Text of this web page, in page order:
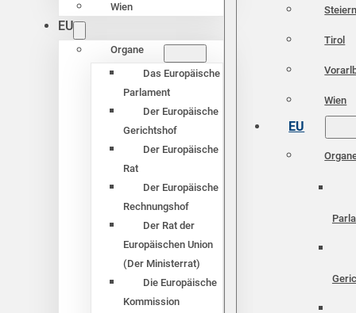
Wien
EU
Organe
Das Europäische
Parlament
Der Europäische
Gerichtshof
Der Europäische
Rat
Der Europäische
Rechnungshof
Der Rat der
Europäischen Union
(Der Ministerrat)
Die Europäische
Kommission
Tirol
Wien
EU